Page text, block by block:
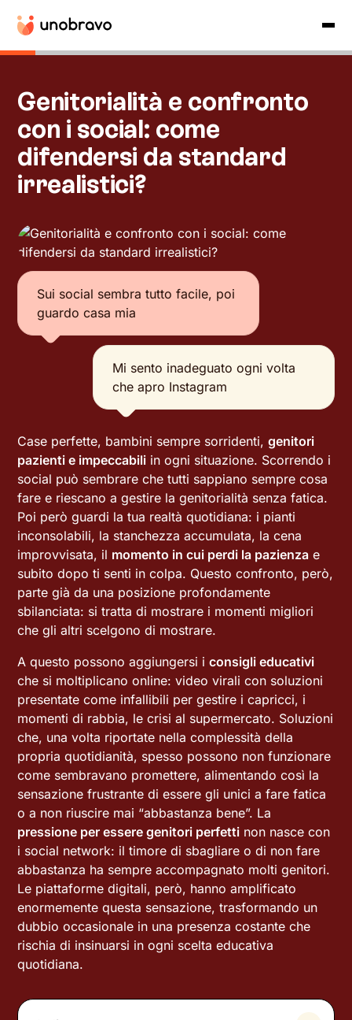
Genitorialità e confronto
con i social: come
difendersi da standard
irrealistici?
Sui social sembra tutto facile, poi
guardo casa mia
Mi sento inadeguato ogni volta
che apro Instagram
Case perfette, bambini sempre sorridenti,genitori
pazienti e impeccabili in ogni situazione. Scorrendo i
social può sembrare che tutti sappiano sempre cosa
fare e riescano a gestire la genitorialità senza fatica.
Poi però guardi la tua realtà quotidiana: i pianti
inconsolabili, la stanchezza accumulata, la cena
improvvisata, il momento in cui perdi la pazienza e
subito dopo ti senti in colpa. Questo confronto, però,
parte già da una posizione profondamente
sbilanciata: si tratta di mostrare i momenti migliori
che gli altri scelgono di mostrare.
A questo possono aggiungersi iconsigli educativi
che si moltiplicano online: video virali con soluzioni
presentate come infallibili per gestire i capricci, i
momenti di rabbia, le crisi al supermercato. Soluzioni
che, una volta riportate nella complessità della
propria quotidianità, spesso possono non funzionare
come sembravano promettere, alimentando così la
sensazione frustrante di essere gli unici a fare fatica
o a non riuscire mai “abbastanza bene”. La
pressione per essere genitori perfetti non nasce con
i social network: il timore di sbagliare o di non fare
abbastanza ha sempre accompagnato molti genitori.
Le piattaforme digitali, però, hanno amplificato
enormemente questa sensazione, trasformando un
dubbio occasionale in una presenza costante che
rischia di insinuarsi in ogni scelta educativa
quotidiana.